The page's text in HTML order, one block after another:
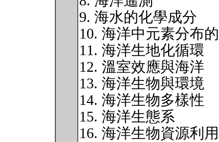
9. 海水的化學成分
10. 海洋中元素分布
11. 海洋生地化循環
12. 溫室效應與海洋
13. 海洋生物與環境
14. 海洋生物多樣性
15. 海洋生態系
16. 海洋生物資源利